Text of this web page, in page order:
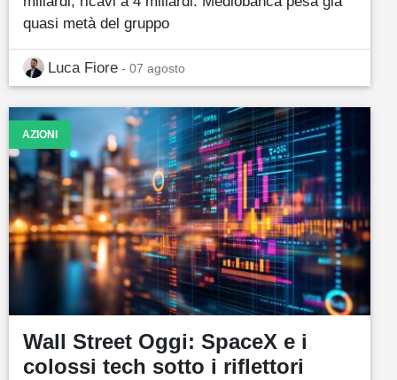
quasi metà del gruppo
Luca Fiore - 07 agosto
AZIONI
Wall Street Oggi: SpaceX e i
colossi tech sotto i riflettori